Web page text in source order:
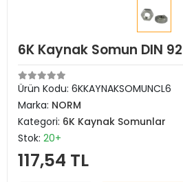
6K Kaynak Somun DIN
Ürün Kodu: 6KKAYNAKSOMUNCL6
Marka: NORM
Kategori: 6K Kaynak Somunlar
Stok: 20+
117,54 TL